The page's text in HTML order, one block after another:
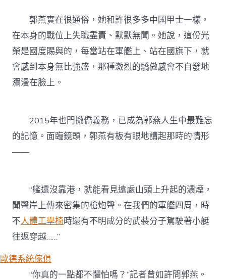
郭燕實在很通俗，她和許很多多中國甲士一樣，
在本身的戰位上失職盡責、默默無聞。她說，這份光
榮是國度賜與的，每當站在軍艦上、站在國旗下，就
會感到本身無比強盛，那種激烈的驕傲感會不自發地
瀰漫在臉上。
2015年也門撤僑義務，已成為郭燕人生中最難忘
的記憶。面臨鏡頭，郭燕有板有眼地講起那時的情形
——
“艦還沒靠港，就能看見遠處山頭上升起的濃煙，
聞聲岸上傳來密集的槍炮聲。在我們的軍艦四周，時
不人體工學椅時還有不明成分的武裝分子駕駛著小艇
往返穿越……”
歐德系統傢俱
“你真的一點都不懼怕嗎？”記者曾如許問郭燕。